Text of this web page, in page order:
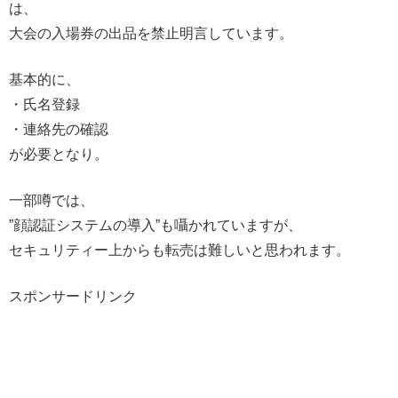
は、
大会の入場券の出品を禁止明言しています。
基本的に、
・氏名登録
・連絡先の確認
が必要となり。
一部噂では、
”顔認証システムの導入”も囁かれていますが、
セキュリティー上からも転売は難しいと思われます。
スポンサードリンク